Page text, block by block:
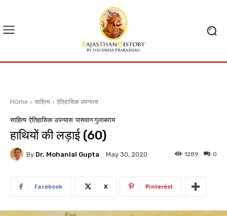
Home साहित्य ऐतिहासिक उपन्यास
साहित्य ऐतिहासिक उपन्यास पासवान गुलाबराय
हाथियों की लड़ाई (60)
By Dr. Mohanlal Gupta May 30, 2020 0
1289
Facebook X Pinterest